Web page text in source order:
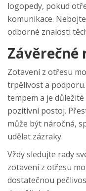
logopedy, pokud
komunikace.
odborné znalosti
Závěrečné
Zotavení z otřesu
trpělivost a
tempem a je
pozitivní postoj.
může být náročná,
udělat zázraky.
Vždy sledujte rady
zotavení z otřesu
dostatečnou